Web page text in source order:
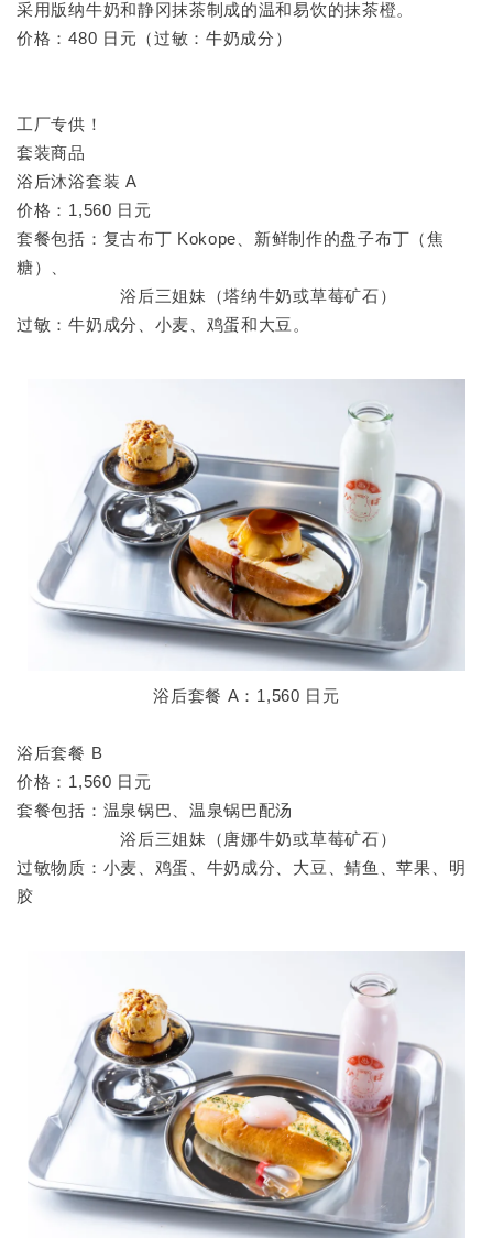
采用版纳牛奶和静冈抹茶制成的温和易饮的抹茶橙。
价格：480 日元（过敏：牛奶成分）
工厂专供！
套装商品
浴后沐浴套装 A
价格：1,560 日元
套餐包括：复古布丁 Kokope、新鲜制作的盘子布丁（焦
糖）、
浴后三姐妹（塔纳牛奶或草莓矿石）
过敏：牛奶成分、小麦、鸡蛋和大豆。
浴后套餐 A：1,560 日元
浴后套餐 B
价格：1,560 日元
套餐包括：温泉锅巴、温泉锅巴配汤
浴后三姐妹（唐娜牛奶或草莓矿石）
过敏物质：小麦、鸡蛋、牛奶成分、大豆、鲭鱼、苹果、明
胶